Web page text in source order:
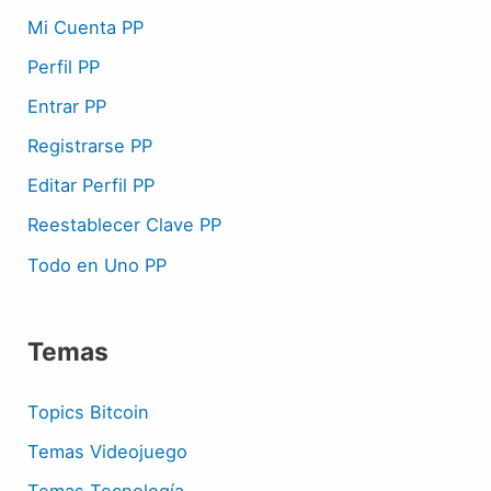
Mi Cuenta PP
Perfil PP
Entrar PP
Registrarse PP
Editar Perfil PP
Reestablecer Clave PP
Todo en Uno PP
Temas
Topics Bitcoin
Temas Videojuego